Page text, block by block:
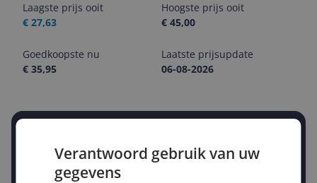
Laagste prijs ooit
€ 27,63
Hoogste prijs ooit
€ 45,00
Goedkoopste nu
€ 35,95
Laatste prijsupdate
06-08-2026
Krijg een seintje zodra de prijs zakt
Jouw e-mailadres
Verantwoord gebruik van uw
gegevens